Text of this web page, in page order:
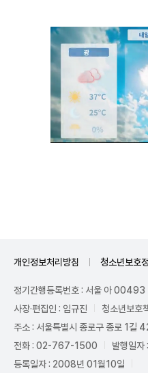
개인정보처리방침 청소년보호
정기간행등록번호 : 서울 아 00493
사장·편집인 : 임규진
청소년보호
주소 : 서울특별시 종로구 종로 1길
전화 : 02-767-1500
발행일
등록일자 : 2008년 01월10일